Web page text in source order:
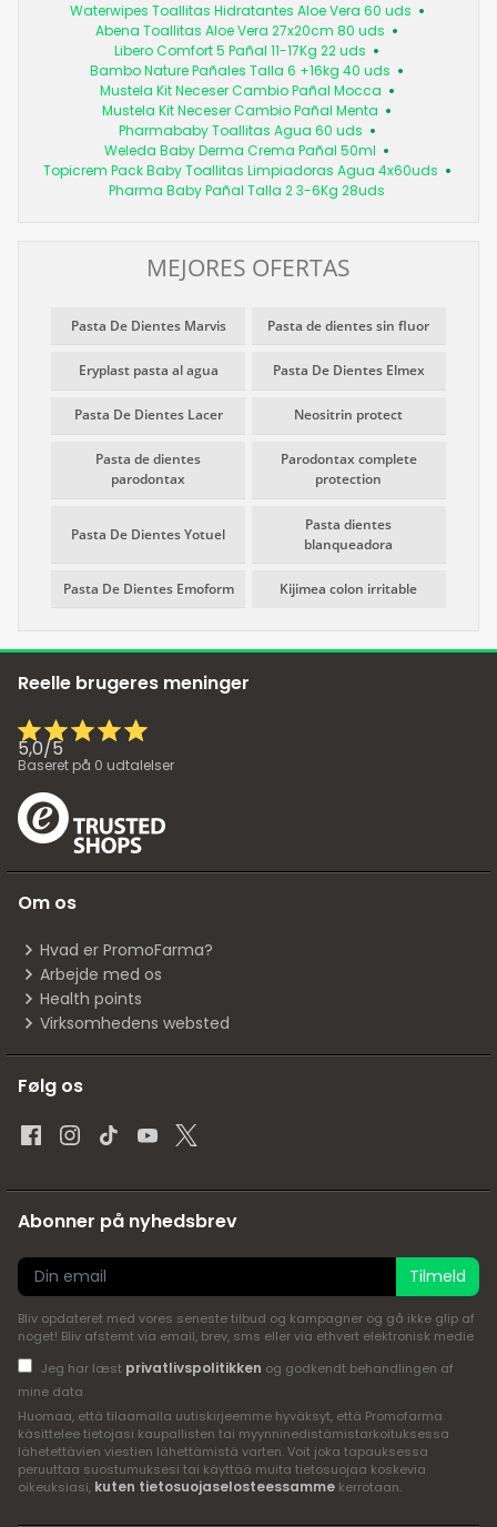
Waterwipes Toallitas Hidratantes Aloe Vera 60 uds
Abena Toallitas Aloe Vera 27x20cm 80 uds
Libero Comfort 5 Pañal 11-17Kg 22 uds
Bambo Nature Pañales Talla 6 +16kg 40 uds
Mustela Kit Neceser Cambio Pañal Mocca
Mustela Kit Neceser Cambio Pañal Menta
Pharmababy Toallitas Agua 60 uds
Weleda Baby Derma Crema Pañal 50ml
Topicrem Pack Baby Toallitas Limpiadoras Agua 4x60uds
Pharma Baby Pañal Talla 2 3-6Kg 28uds
MEJORES OFERTAS
Pasta De Dientes Marvis Pasta de dientes sin fluor
Eryplast pasta al agua Pasta De Dientes Elmex
Pasta De Dientes Lacer Neositrin protect
Pasta de dientes
parodontax
Parodontax complete
protection
Pasta De Dientes Yotuel
Pasta dientes
blanqueadora
Pasta De Dientes Emoform Kijimea colon irritable
Reelle brugeres meninger
5,0/5
Baseret på 0 udtalelser
Om os
Hvad er PromoFarma?
Arbejde med os
Health points
Virksomhedens websted
Følg os
Abonner på nyhedsbrev
Tilmeld
Bliv opdateret med vores seneste tilbud og kampagner og gå ikke glip af
noget! Bliv afstemt via email, brev, sms eller via ethvert elektronisk medie
Jeg har læst privatlivspolitikken og godkendt behandlingen af
mine data
Huomaa, että tilaamalla uutiskirjeemme hyväksyt, että Promofarma
käsittelee tietojasi kaupallisten tai myynninedistämistarkoituksessa
lähetettävien viestien lähettämistä varten. Voit joka tapauksessa
peruuttaa suostumuksesi tai käyttää muita tietosuojaa koskevia
oikeuksiasi, kuten tietosuojaselosteessamme kerrotaan.